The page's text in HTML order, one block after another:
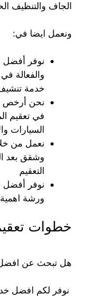
الجاف والتنظيف
ونعمل ايضا في:
نوفر أفضل
والفعالة
خدمة
نحن أرخص
في تعقيم
السيارات
نعمل من
وشقق بعد
التعقيم
نوفر أفضل
ورشة اهمية
خطوات
هل تبحث عن افضل
نوفر لكم افضل